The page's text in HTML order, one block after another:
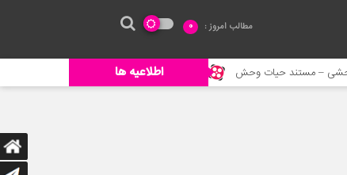
مطالب امروز : 0
اطلاعیه هاخورده شدن ادم توسط حیوانات وحشی جنگ حیوانات – حیات وحش